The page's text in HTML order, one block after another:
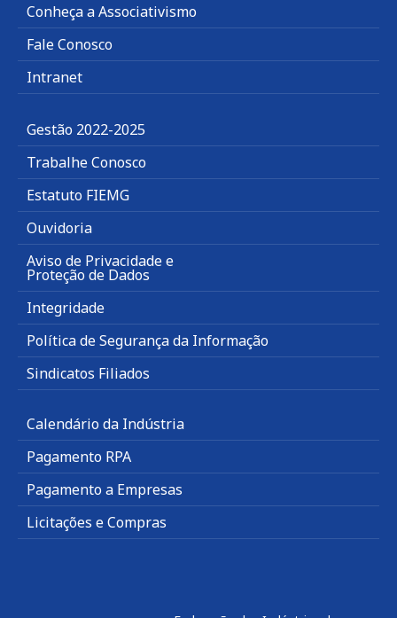
Conheça a Associativismo
Fale Conosco
Intranet
Gestão 2022-2025
Trabalhe Conosco
Estatuto FIEMG
Ouvidoria
Aviso de Privacidade e
Proteção de Dados
Integridade
Política de Segurança da Informação
Sindicatos Filiados
Calendário da Indústria
Pagamento RPA
Pagamento a Empresas
Licitações e Compras